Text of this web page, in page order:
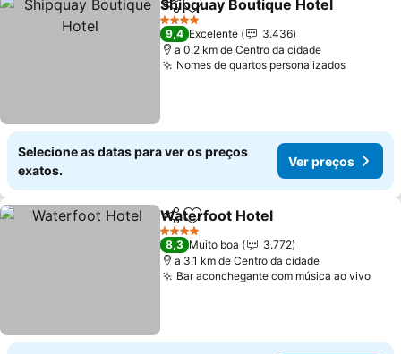
PartilharAdicionar aos favoritos
Shipquay Boutique Hotel
4 Estrelas
9,4 Excelente
3.436
a 0.2 km de Centro da cidade
Nomes de quartos personalizados
Selecione as datas para ver os preços
exatos.
Ver preços
PartilharAdicionar aos favoritos
Waterfoot Hotel
4 Estrelas
8,3 Muito boa
3.772
a 3.1 km de Centro da cidade
Bar aconchegante com música ao vivo